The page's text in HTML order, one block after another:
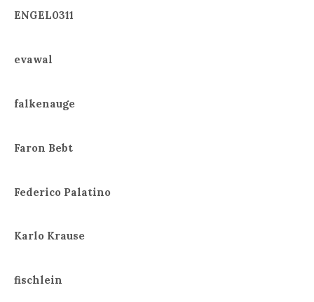
ENGEL0311
evawal
falkenauge
Faron Bebt
Federico Palatino
Karlo Krause
fischlein